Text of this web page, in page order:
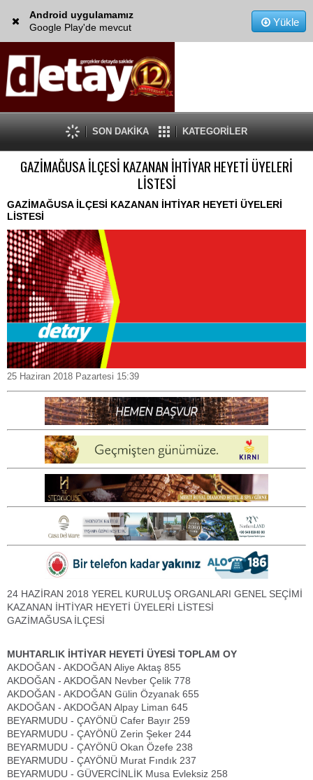
Android uygulamamız
Google Play'de mevcut
Yükle
SON DAKİKA KATEGORİLER
GAZİMAĞUSA İLÇESİ KAZANAN İHTİYAR HEYETİ ÜYELERİ
LİSTESİ
GAZİMAĞUSA İLÇESİ KAZANAN İHTİYAR HEYETİ ÜYELERİ
LİSTESİ
25 Haziran 2018 Pazartesi 15:39
24 HAZİRAN 2018 YEREL KURULUŞ ORGANLARI GENEL SEÇİMİ
KAZANAN İHTİYAR HEYETİ ÜYELERİ LİSTESİ
GAZİMAĞUSA İLÇESİ
MUHTARLIK İHTİYAR HEYETİ ÜYESİ TOPLAM OY
AKDOĞAN - AKDOĞAN Aliye Aktaş 855
AKDOĞAN - AKDOĞAN Nevber Çelik 778
AKDOĞAN - AKDOĞAN Gülin Özyanak 655
AKDOĞAN - AKDOĞAN Alpay Liman 645
BEYARMUDU - ÇAYÖNÜ Cafer Bayır 259
BEYARMUDU - ÇAYÖNÜ Zerin Şeker 244
BEYARMUDU - ÇAYÖNÜ Okan Özefe 238
BEYARMUDU - ÇAYÖNÜ Murat Fındık 237
BEYARMUDU - GÜVERCİNLİK Musa Evleksiz 258